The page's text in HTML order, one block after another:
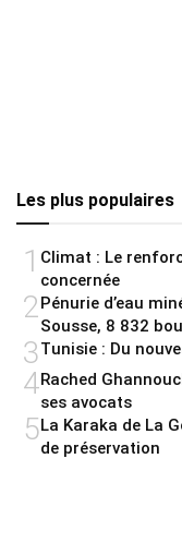
Les plus populaires
1 Climat : Le
concernée
2 Pénurie d’eau
Sousse, 8 832
3Tunisie : Du
4Rached
ses avocats
5La Karaka de La
de préservation